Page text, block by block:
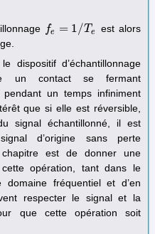
fe = 1/Te
fe= 1/Te
est alors
dispositif d’échantillonnage
un contact se fermant
pendant un temps infiniment
que si elle est réversible,
signal échantillonné, il est
d’origine sans perte
chapitre est de donner une
opération, tant dans le
fréquentiel et d’en
respecter le signal et la
que cette opération soit